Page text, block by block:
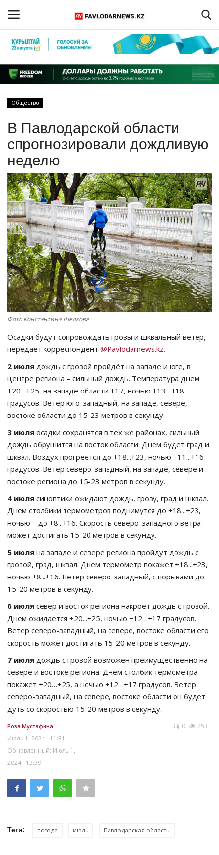
Регистрация
Главная
ПАВЛОДАРСКАЯ ОБЛАСТЬ
КАЗАХСТАН
МИР
СПЕЦПРОЕКТЫ
СПОРТ
Чек-лист
РАЗВЛЕЧЕНИЯ
OFFICIAL
Курултай
Язык
Қазақша Русский
Общество
В Павлодарской области
спрогнозировали дождливую
неделю
Фото Константина Шелкова
Осадки будут сопровождать грозы и шквальный ветер,
передает корреспондент @Pavlodarnews.kz.
2 июля дождь с грозой пройдёт на западе и юге, в
центре региона – сильный дождь. Температура днем
+20…+25, на западе области +17, ночью +13…+18
градусов. Ветер юго-западный, на западе, севере,
востоке области до 15-23 метров в секунду.
3 июля осадки сохранятся в тех же районах, сильный
дождь обрушится на восток области. Днем будет град и
шквал. Воздух прогреется до +18...+23, ночью +11...+16
градусов. Ветер северо-западный, на западе, севере и
востоке региона до 15-23 метров в секунду.
4 июля синоптики ожидают дождь, грозу, град и шквал.
Днем столбики термометров поднимутся до +18...+23,
ночью – до +8...+16. Скорость северо-западного ветра
может достигать 15-20 метров в секунду.
5 июля на западе и севере региона пройдут дождь с
грозой, град, шквал. Днем термометр покажет +18...+23,
ночью +8...+16. Ветер северо-западный, с порывами до
15-20 метров в секунду.
6 июля север и восток региона накроет дождь с грозой.
Днем ожидается +20...+25, ночью +12…+17 градусов.
Ветер северо-западный, на севере, востоке области его
скорость может достигать 15-20 метров в секунду.
7 июля дождь с грозой возможен преимущественно на
севере и востоке региона. Днем столбик термометра
покажет +20…+25, а ночью +12…+17 градусов. Ветер
северо-западный, на севере, востоке области он будет
дуть со скоростью 15-20 метров в секунду.
Роза Мустафина
Июль 1, 2024 - 11:31
Обновленный: Июль 1,
2024 - 13:39
0 253
Теги: погода июль Павлодарская область